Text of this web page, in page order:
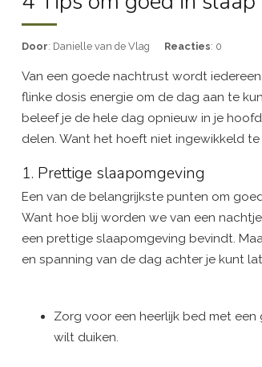
Door: Danielle van de Vlag Reacties: 0
Van een goede nachtrust wordt
flinke dosis energie om de dag aan te
beleef je de hele dag opnieuw in je
delen. Want het hoeft niet ingewikkeld te
1. Prettige slaapomgeving
Een van de belangrijkste punten om
Want hoe blij worden we van een
een prettige slaapomgeving bevindt.
en spanning van de dag achter je kunt
Zorg voor een heerlijk bed met een
wilt duiken.